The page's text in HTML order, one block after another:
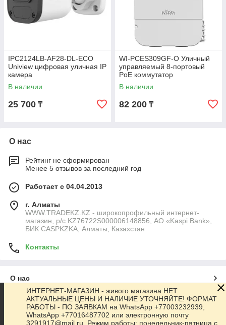
IPC2124LB-AF28-DL-ECO
Uniview цифровая уличная IP
камера
В наличии
25 700 ₸
WI-PCES309GF-O Уличный
управляемый 8-портовый
PoE коммутатор
В наличии
82 200 ₸
О нас
Рейтинг не сформирован
Менее 5 отзывов за последний год
Работает с 04.04.2013
г. Алматы
WWW.TRADEKZ.KZ - широкопрофильный интернет-
магазин, р/с KZ76722S000006148856, АО «Kaspi Bank»,
БИК CASPKZKA, Алматы, Казахстан
Контакты
О нас
Контакты
ИНТЕРНЕТ-МАГАЗИН - живого магазина НЕТ.
АКТУАЛЬНЫЕ ЦЕНЫ И НАЛИЧИЕ УТОЧНЯЙТЕ! ФОРМАТ
РАБОТЫ - ПО ЗАЯВКАМ на WhatsApp +77003232939,
WhatsApp +77016487702 или электронную почту
3291917@mail.ru. Режим работы: понедельник-пятница с